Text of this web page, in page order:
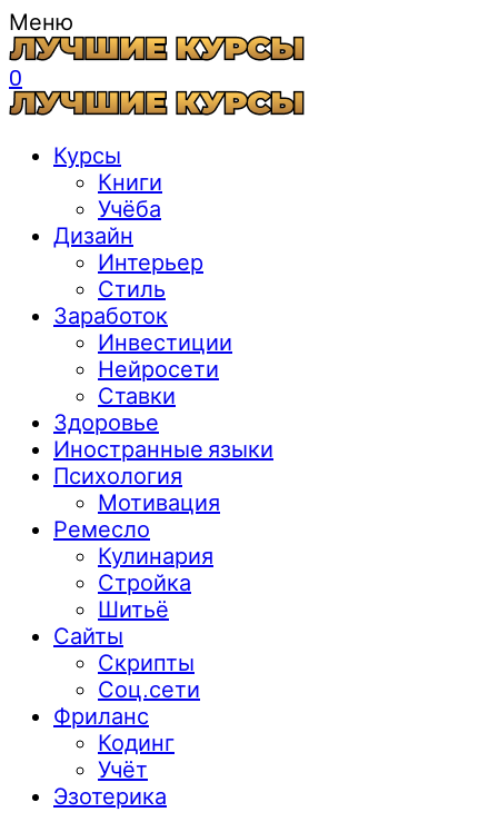
Меню
0
Курсы
Книги
Учёба
Дизайн
Интерьер
Стиль
Заработок
Инвестиции
Нейросети
Ставки
Здоровье
Иностранные языки
Психология
Мотивация
Ремесло
Кулинария
Стройка
Шитьё
Сайты
Скрипты
Соц.сети
Фриланс
Кодинг
Учёт
Эзотерика